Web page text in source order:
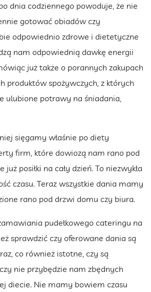
dnia codziennego powoduje, że nie
gotować obiadów czy
odpowiednio zdrowe i dietetyczne
nam odpowiednią dawkę energii
już także o porannych zakupach
produktów spożywczych, z których
ulubione potrawy na śniadania,
sięgamy właśnie po diety
firm, które dowiozą nam rano pod
posiłki na cały dzień. To niezwykła
czasu. Teraz wszystkie dania mamy
rano pod drzwi domu czy biura.
pudełkowego cateringu na
sprawdzić czy oferowane dania są
co również istotne, czy są
nie przybędzie nam zbędnych
diecie. Nie mamy bowiem czasu